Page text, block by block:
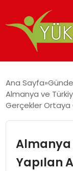
MALIYETLERINI
Ana Sayfa
Almanya ve
Gerçekler Ortaya
Almanya
Yapılan